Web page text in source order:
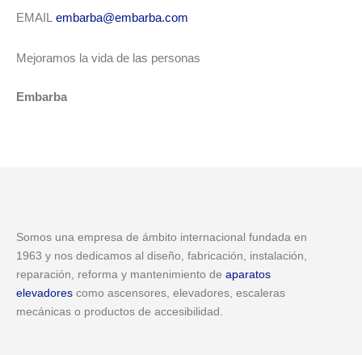
EMAIL embarba@embarba.com
Mejoramos la vida de las personas
Embarba
Somos una empresa de ámbito internacional fundada en
1963 y nos dedicamos al diseño, fabricación, instalación,
reparación, reforma y mantenimiento de aparatos
elevadores como ascensores, elevadores, escaleras
mecánicas o productos de accesibilidad.